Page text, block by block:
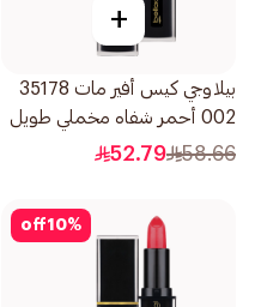
+
بيلاوجي كيس أفير مات 35178
002 أحمر شفاه مخملي طويل
الثبات 1قطعة
58.66
52.79
10%
off